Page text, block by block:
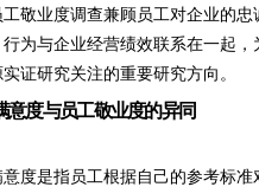
工敬业度调查兼顾员工对企业的
行为与企业经营绩效联系在一起
证研究关注的重要研究方向。
意度与员工敬业度的异同
意度是指员工根据自己的参考标